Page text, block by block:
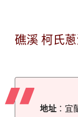
礁溪 柯氏
地址 ：宜